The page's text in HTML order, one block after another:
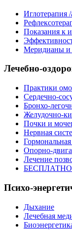
Иглотерапия
Показания к
Меридианы и
Лечебно-
Практики
Сердечно-
Бронхо-
Желудочно-
Почки и
Нервная
Опорно-
Лечение
Психо-
Дыхание
Лечебная